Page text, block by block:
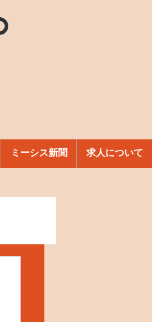
ミーシス新聞 求人について